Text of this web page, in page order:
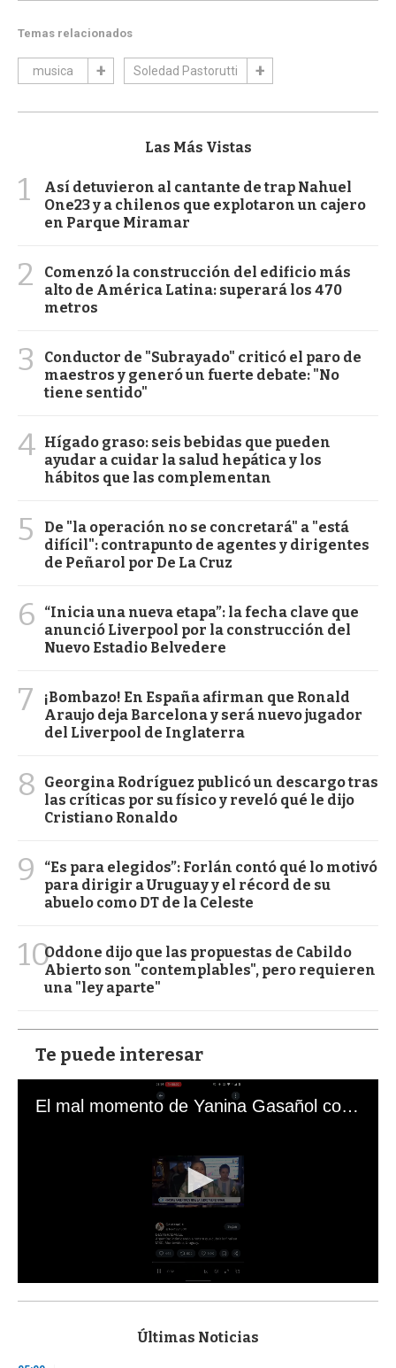
Temas relacionados
musica Soledad Pastorutti
Las Más Vistas
1
Así detuvieron al cantante de trap Nahuel
One23 y a chilenos que explotaron un cajero
en Parque Miramar
2
Comenzó la construcción del edificio más
alto de América Latina: superará los 470
metros
3
Conductor de "Subrayado" criticó el paro de
maestros y generó un fuerte debate: "No
tiene sentido"
4 Hígado graso: seis bebidas que pueden
ayudar a cuidar la salud hepática y los
hábitos que las complementan
5
De "la operación no se concretará" a "está
difícil": contrapunto de agentes y dirigentes
de Peñarol por De La Cruz
6
“Inicia una nueva etapa”: la fecha clave que
anunció Liverpool por la construcción del
Nuevo Estadio Belvedere
7
¡Bombazo! En España afirman que Ronald
Araujo deja Barcelona y será nuevo jugador
del Liverpool de Inglaterra
8
Georgina Rodríguez publicó un descargo tras
las críticas por su físico y reveló qué le dijo
Cristiano Ronaldo
9
“Es para elegidos”: Forlán contó qué lo motivó
para dirigir a Uruguay y el récord de su
abuelo como DT de la Celeste
10Oddone dijo que las propuestas de Cabildo
Abierto son "contemplables", pero requieren
una "ley aparte"
Te puede interesar
El mal momento de Yanina Gasañol con un hincha argentino en "Subrayado"
s
Últimas Noticias